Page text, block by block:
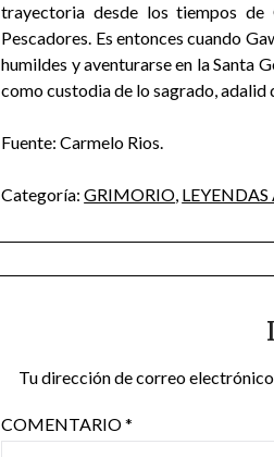
trayectoria desde los tiempos
Pescadores. Es entonces cuando
humildes y aventurarse en la Santa
como custodia de lo sagrado, adalid
Fuente: Carmelo Rios.
Categoría: GRIMORIO,
Tu dirección de correo
COMENTARIO*